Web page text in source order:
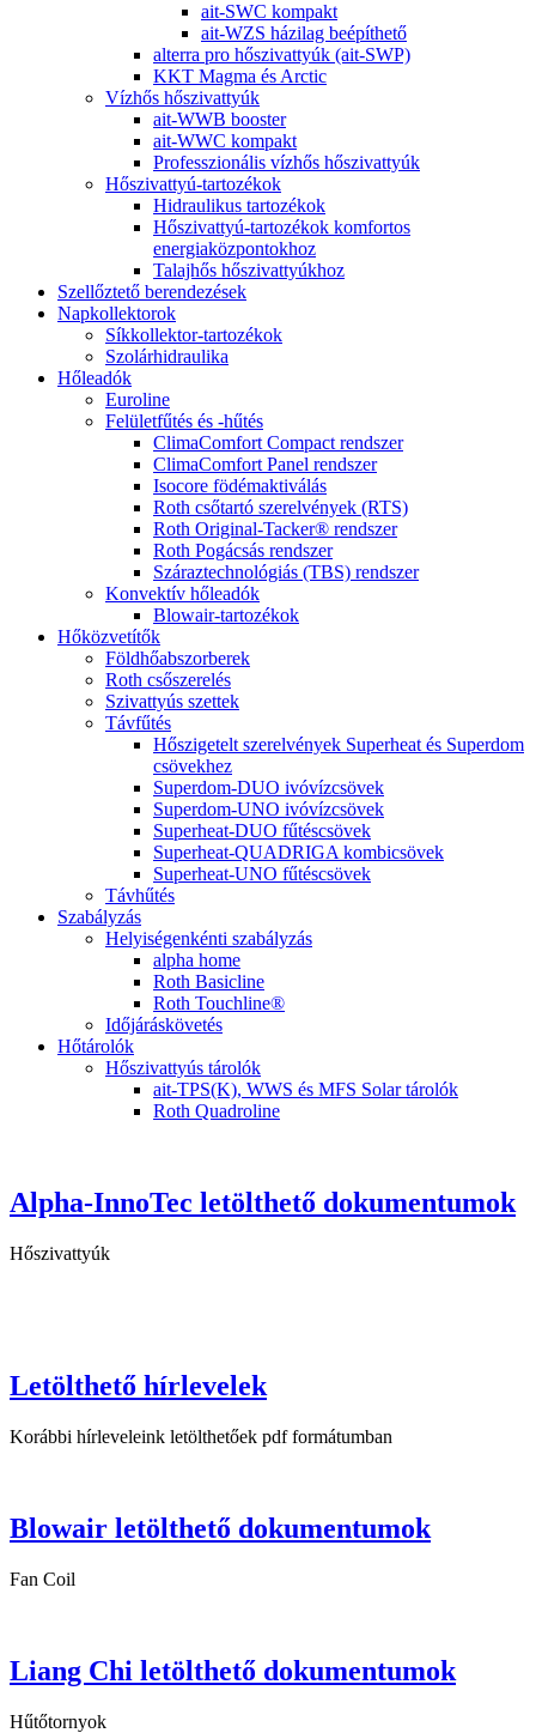
ait-SWC kompakt
ait-WZS házilag beépíthető
alterra pro hőszivattyúk (ait-SWP)
KKT Magma és Arctic
Vízhős hőszivattyúk
ait-WWB booster
ait-WWC kompakt
Professzionális vízhős hőszivattyúk
Hőszivattyú-tartozékok
Hidraulikus tartozékok
Hőszivattyú-tartozékok komfortos
energiaközpontokhoz
Talajhős hőszivattyúkhoz
Szellőztető berendezések
Napkollektorok
Síkkollektor-tartozékok
Szolárhidraulika
Hőleadók
Euroline
Felületfűtés és -hűtés
ClimaComfort Compact rendszer
ClimaComfort Panel rendszer
Isocore födémaktiválás
Roth csőtartó szerelvények (RTS)
Roth Original-Tacker® rendszer
Roth Pogácsás rendszer
Száraztechnológiás (TBS) rendszer
Konvektív hőleadók
Blowair-tartozékok
Hőközvetítők
Földhőabszorberek
Roth csőszerelés
Szivattyús szettek
Távfűtés
Hőszigetelt szerelvények Superheat és Superdom
csövekhez
Superdom-DUO ivóvízcsövek
Superdom-UNO ivóvízcsövek
Superheat-DUO fűtéscsövek
Superheat-QUADRIGA kombicsövek
Superheat-UNO fűtéscsövek
Távhűtés
Szabályzás
Helyiségenkénti szabályzás
alpha home
Roth Basicline
Roth Touchline®
Időjáráskövetés
Hőtárolók
Hőszivattyús tárolók
ait-TPS(K), WWS és MFS Solar tárolók
Roth Quadroline
Alpha-InnoTec letölthető dokumentumok
Hőszivattyúk
Letölthető hírlevelek
Korábbi hírleveleink letölthetőek pdf formátumban
Blowair letölthető dokumentumok
Fan Coil
Liang Chi letölthető dokumentumok
Hűtőtornyok